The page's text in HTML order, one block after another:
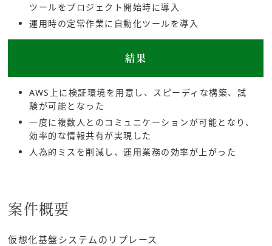
ツールをプロジェクト開始時に導入
運用時の定常作業に自動化ツールを導入
結果
AWS上に検証環境を用意し、スピーディな構築、試
験が可能となった
一度に複数人とのコミュニケーションが可能となり、
効率的な情報共有が実現した
人為的ミスを削減し、運用業務の効率が上がった
案件概要
仮想化基盤システムのリプレース